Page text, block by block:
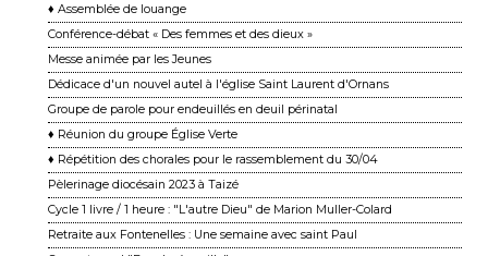
♦ Assemblée de louange
Conférence-débat « Des femmes et des dieux »
Messe animée par les Jeunes
Dédicace d'un nouvel autel à l'église Saint Laurent d'Ornans
Groupe de parole pour endeuillés en deuil périnatal
♦ Réunion du groupe Église Verte
♦ Répétition des chorales pour le rassemblement du 30/04
Pèlerinage diocésain 2023 à Taizé
Cycle 1 livre / 1 heure : "L'autre Dieu" de Marion Muller-Colard
Retraite aux Fontenelles : Une semaine avec saint Paul